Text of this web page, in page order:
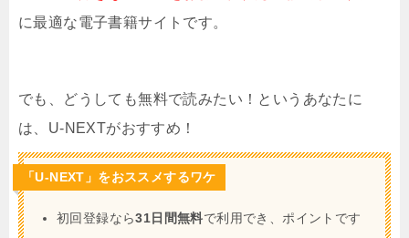
に最適な電子書籍サイトです。
でも、どうしても無料で読みたい！というあなたに
は、U-NEXTがおすすめ！
「U-NEXT」をおススメするワケ
初回登録なら31日間無料で利用でき、ポイントです